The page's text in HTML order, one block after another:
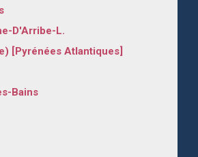
D'Arribe-L.
[Pyrénées Atlantiques]
Bains